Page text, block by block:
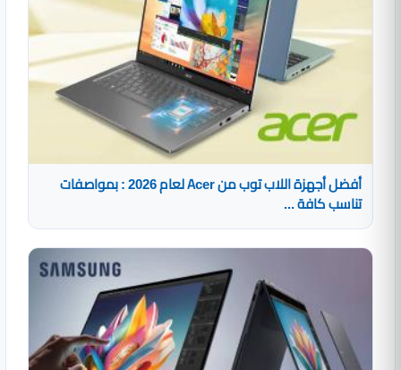
أفضل أجهزة اللاب توب من Acer لعام 2026 : بمواصفات
تناسب كافة ...